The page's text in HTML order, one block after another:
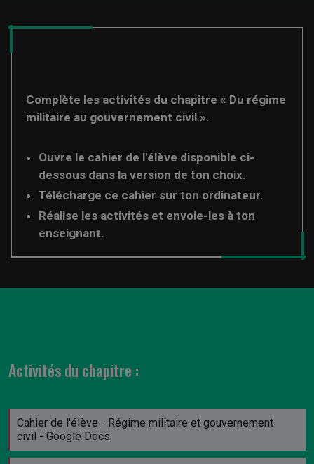
Complète les activités du chapitre « Du régime
militaire au gouvernement civil ».
Ouvre le cahier de l'élève disponible ci-
dessous dans la version de ton choix.
Télécharge ce cahier sur ton ordinateur.
Réalise les activités et envoie-les à ton
enseignant.
Activités du chapitre :
Cahier de l'élève - Régime militaire et gouvernement
civil - Google Docs